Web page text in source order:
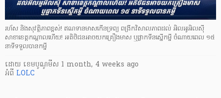
រហ័ស និងសុវត្ថិភាពខ្ពស់! ឥណទានមាសកើនទ្រព្យ ពង្រីកវិសាលភាពដល់ អិលអូអិលស៊ី
សាខាខេត្តកណ្តាលហើយ! អតិថិជនអាចយកគ្រឿងមាស ឬផ្លាកទីនស្នើកម្ចី ចំណាយពេល ១៥
នាទីទទួលបានកម្ចី
ដោយ ​ ខេមបូណូមីស 1 month, 4 weeks ago
អំពី LOLC